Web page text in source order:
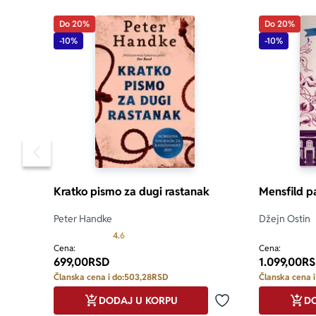
„Kao
zlokobnom
književnog
svetlom
Tomom
Pomeranje sadržaja slajdera u levo
Do 20%
-10%
Kratko pismo za dugi rastanak
Peter Handke
4.6Prosecna ocena je 4.6 od 5
Cena:
699,00RSD
Članska cena i do:503,28RSD
Dodaj u omiljene
DODAJ U KORPU
Do 20%
-10%
Mensfild
Džejn Ostin
Cena:
1.099,00
Članska cena